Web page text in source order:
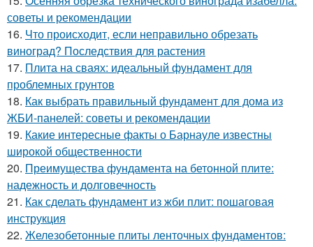
советы и рекомендации
16. Что происходит, если неправильно обрезать
виноград? Последствия для растения
17. Плита на сваях: идеальный фундамент для
проблемных грунтов
18. Как выбрать правильный фундамент для дома из
ЖБИ-панелей: советы и рекомендации
19. Какие интересные факты о Барнауле известны
широкой общественности
20. Преимущества фундамента на бетонной плите:
надежность и долговечность
21. Как сделать фундамент из жби плит: пошаговая
инструкция
22. Железобетонные плиты ленточных фундаментов: